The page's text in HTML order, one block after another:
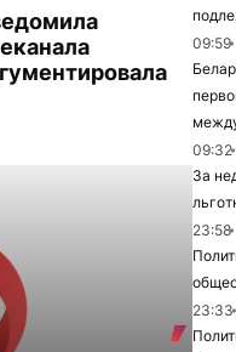
09:59
09:32
За
23:58
23:33